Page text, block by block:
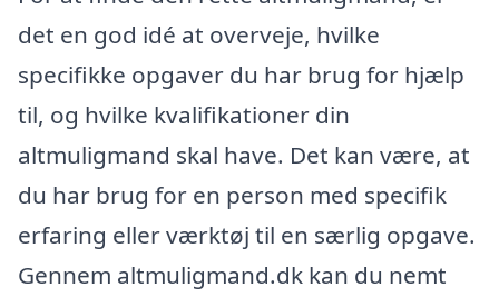
det en god idé at overveje, hvilke
specifikke opgaver du har brug for hjælp
til, og hvilke kvalifikationer din
altmuligmand skal have. Det kan være, at
du har brug for en person med specifik
erfaring eller værktøj til en særlig opgave.
Gennem altmuligmand.dk kan du nemt